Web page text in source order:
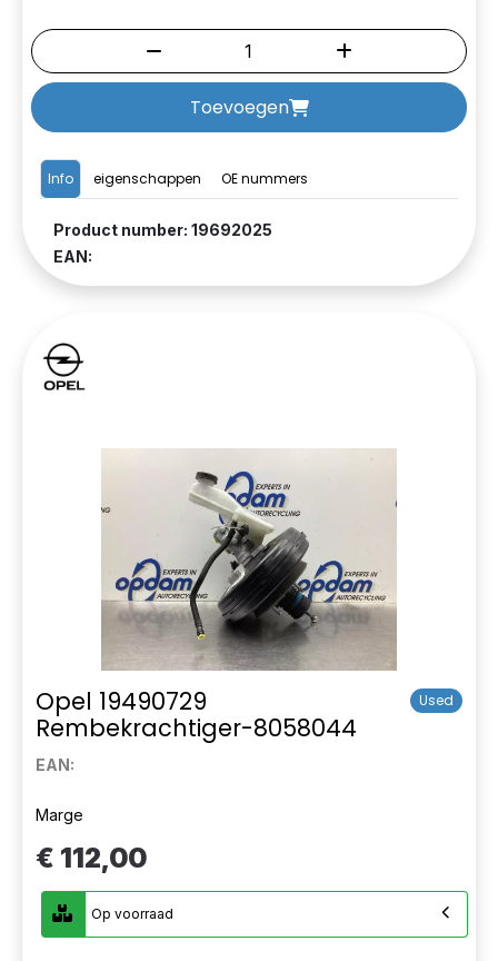
Info eigenschappen OE nummers
Product number: 19692025
EAN:
Toevoegen
Opel 19490729
Rembekrachtiger-8058044
Used
EAN:
Marge
€ 112,00
Op voorraad